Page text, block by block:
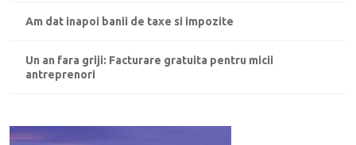
Am dat inapoi banii de taxe si impozite
Un an fara griji: Facturare gratuita pentru micii
antreprenori